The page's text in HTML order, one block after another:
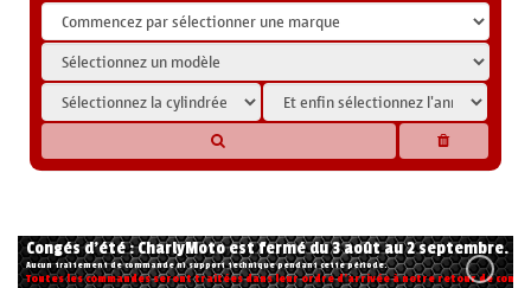
Congés d'été : CharlyMoto est fermé du 3 août au 2 septembre.
Aucun traitement de commande ni support technique pendant cette période.
Toutes les commandes seront traitées dans leur ordre d'arrivée à notre retour de